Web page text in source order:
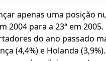
apenas uma posição
2004 para a 23ª em 2005.
do ano passado
(4,4%) e Holanda (3,9%).